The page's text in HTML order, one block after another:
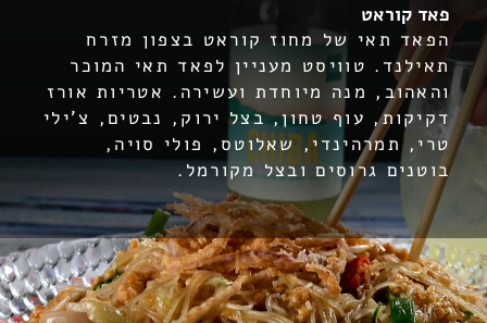
פאד קוראט
הפאד תאי של מחוז קוראט בצפון מזרח
תאילנד. טוויסט מעניין לפאד תאי המוכר
והאהוב, מנה מיוחדת ועשירה. אטריות אורז
דקיקות, עוף טחון, בצל ירוק, נבטים, צ'ילי
טרי, תמרהינדי, שאלוטס, פולי סויה,
בוטנים גרוסים ובצל מקורמל.